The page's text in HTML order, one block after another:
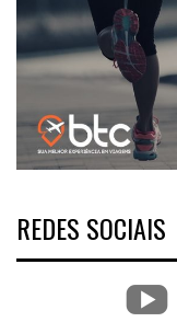
REDES SOCIAIS